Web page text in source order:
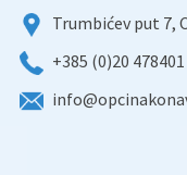
Trumbićev put 7,
+385 (0)20 478401